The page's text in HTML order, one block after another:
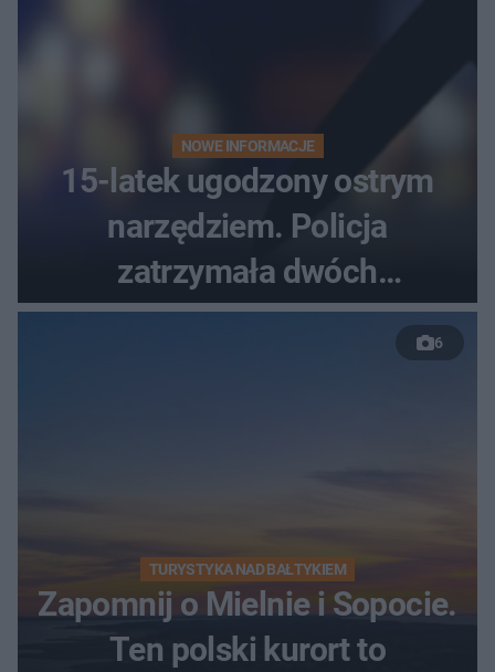
NOWE INFORMACJE
15-latek ugodzony ostrym
narzędziem. Policja
zatrzymała dwóch
nastolatków
6
TURYSTYKA NAD BAŁTYKIEM
Zapomnij o Mielnie i Sopocie.
Ten polski kurort to